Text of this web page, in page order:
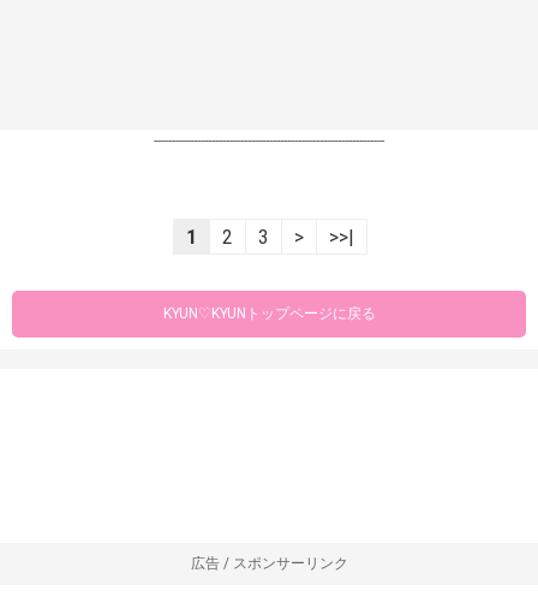
----------------------------------------------------------------
1 2 3 > >>|
KYUN♡KYUNトップページに戻る
広告 / スポンサーリンク